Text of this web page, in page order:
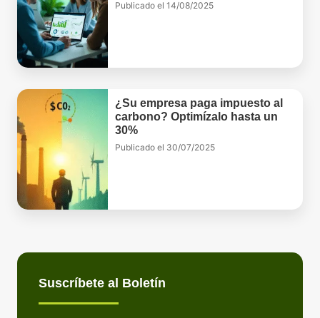
Publicado el 14/08/2025
¿Su empresa paga impuesto al
carbono? Optimízalo hasta un
30%
Publicado el 30/07/2025
Suscríbete al Boletín